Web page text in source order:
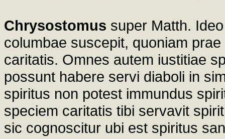
Chrysostomus super Matth.
columbae suscepit, quoniam
caritatis. Omnes autem iustitiae
possunt habere servi diaboli in
spiritus non potest immundus
speciem caritatis tibi servavit
sic cognoscitur ubi est spiritus